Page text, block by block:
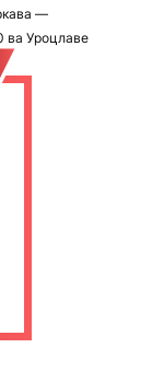
—
ва Уроцлаве